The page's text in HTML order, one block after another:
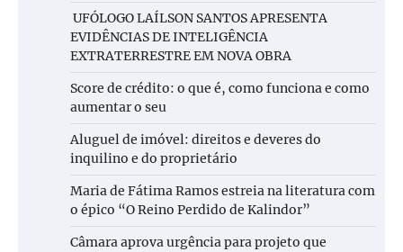
UFÓLOGO LAÍLSON SANTOS APRESENTA
EVIDÊNCIAS DE INTELIGÊNCIA
EXTRATERRESTRE EM NOVA OBRA
Score de crédito: o que é, como funciona e como
aumentar o seu
Aluguel de imóvel: direitos e deveres do
inquilino e do proprietário
Maria de Fátima Ramos estreia na literatura com
o épico “O Reino Perdido de Kalindor”
Câmara aprova urgência para projeto que